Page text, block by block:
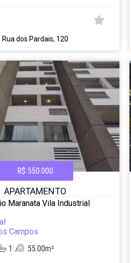
Rua dos Pardais, 120
R$ 550.000
APARTAMENTO
Maranata Vila Industrial
Campos
1 55.00m²